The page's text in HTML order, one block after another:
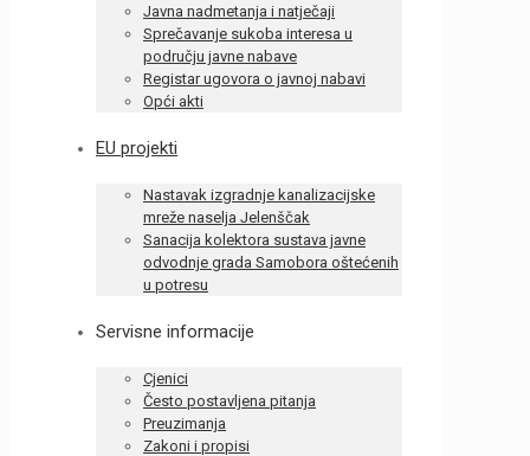
Javna nadmetanja i natječaji
Sprečavanje sukoba interesa u
području javne nabave
Registar ugovora o javnoj nabavi
Opći akti
EU projekti
Nastavak izgradnje kanalizacijske
mreže naselja Jelenščak
Sanacija kolektora sustava javne
odvodnje grada Samobora oštećenih
u potresu
Servisne informacije
Cjenici
Često postavljena pitanja
Preuzimanja
Zakoni i propisi